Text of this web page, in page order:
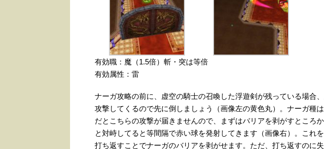
有効職：魔（1.5倍）斬・突は等倍
有効属性：雷
ナーガ攻略の前に、虚空の騎士の召喚した浮遊剣が残っている場合
攻撃してくるので先に倒しましょう（画像左の黄色丸）。ナーガ種
だとこちらの攻撃が届きませんので、まずはバリアを剥がすところ
と対峙してると等間隔で赤い球を発射してきます（画像右）。これ
打ち返すことでナーガのバリアを剥がせます。ただ、打ち返すのに